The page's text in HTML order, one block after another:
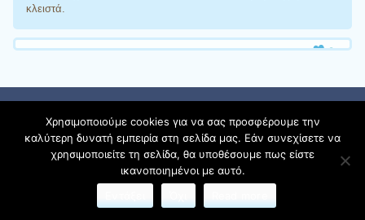
κλειστά.
από Ying Zhang
Όροι χρήσης blogs.sch.gr|Δήλωση προσβασιμότητας
Χρησιμοποιούμε cookies για να σας προσφέρουμε την
καλύτερη δυνατή εμπειρία στη σελίδα μας. Εάν συνεχίσετε να
χρησιμοποιείτε τη σελίδα, θα υποθέσουμε πως είστε
ικανοποιημένοι με αυτό.